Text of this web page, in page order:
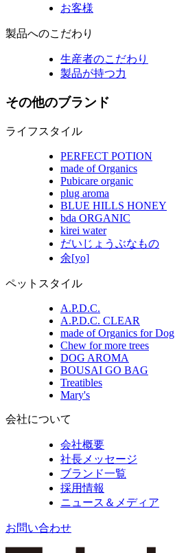
お客様
製品へのこだわり
生産者のこだわり
製品が持つ力
その他のブランド
ライフスタイル
PERFECT POTION
made of Organics
Pubicare organic
plug aroma
BLUE HILLS HONEY
bda ORGANIC
kirei water
だいじょうぶなもの
余[yo]
ペットスタイル
A.P.D.C.
A.P.D.C. CLEAR
made of Organics for Dog
Chew for more trees
DOG AROMA
BOUSAI GO BAG
Treatibles
Mary's
会社について
会社概要
社長メッセージ
ブランド一覧
採用情報
ニュース＆メディア
お問い合わせ